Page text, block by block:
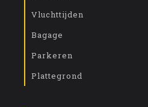
Vluchttijden
Bagage
Parkeren
Plattegrond